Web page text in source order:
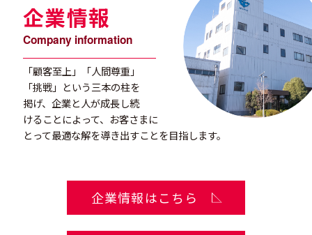
企業情報
Company information
「顧客至上」「人間尊重」
「挑戦」という三本の柱を
掲げ、企業と人が成長し続
けることによって、お客さまに
とって最適な解を導き出すことを目指します。
企業情報はこちら